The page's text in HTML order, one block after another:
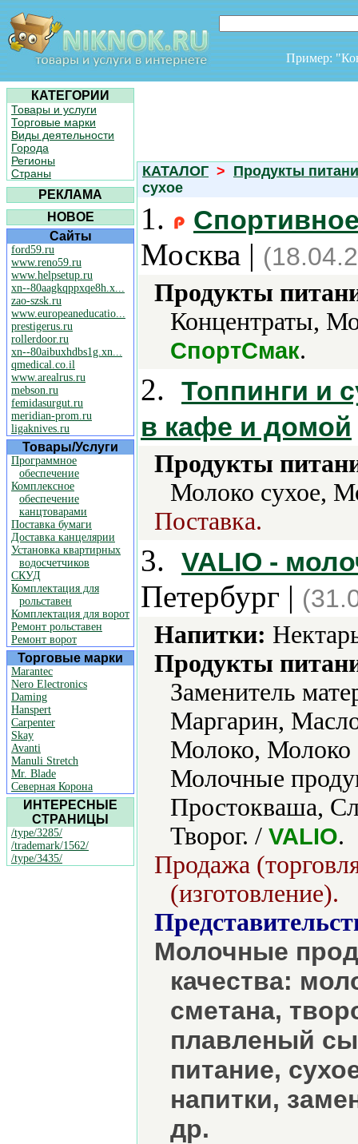
Пример:
КАТЕГОРИИ
Товары и услуги
Торговые марки
Виды деятельности
Города
Регионы
Страны
РЕКЛАМА
НОВОЕ
Сайты
ford59.ru
www.reno59.ru
www.helpsetup.ru
xn--80aagkqppxqe8h.x...
zao-szsk.ru
www.europeaneducatio...
prestigerus.ru
rollerdoor.ru
xn--80aibuxhdbs1g.xn...
qmedical.co.il
www.arealrus.ru
mebson.ru
femidasurgut.ru
meridian-prom.ru
ligaknives.ru
Товары/Услуги
Программное
обеспечение
Комплексное
обеспечение
канцтоварами
Поставка бумаги
Доставка канцелярии
Установка квартирных
водосчетчиков
СКУД
Комплектация для
рольставен
Комплектация для ворот
Ремонт рольставен
Ремонт ворот
Торговые марки
Marantec
Nero Electronics
Daming
Hanspert
Carpenter
Skay
Avanti
Manuli Stretch
Mr. Blade
Северная Корона
ИНТЕРЕСНЫЕ
СТРАНИЦЫ
/type/3285/
/trademark/1562/
/type/3435/
КАТАЛОГ > Продукты
сухое
1.
Москва |
Продукты
Концентраты,
СпортСмак.
2.
Топпинги и
в кафе и домой
Продукты
Молоко сухое,
Поставка.
3. VALIO -
Петербург |
Напитки:
Продукты
Заменитель
Маргарин,
Молоко, Молоко
Молочные
Простокваша,
Творог. / VALIO.
Продажа
(изготовление).
Молочные
качества:
сметана,
плавленый
питание,
напитки,
др.